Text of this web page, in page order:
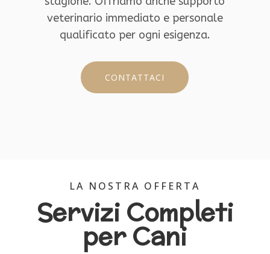
veterinario immediato e personale
qualificato per ogni esigenza.
CONTATTACI
LA NOSTRA OFFERTA
Servizi Completi
per Cani